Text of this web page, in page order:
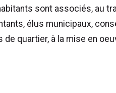
sont associés, au
élus municipaux,
quartier, à la mise en